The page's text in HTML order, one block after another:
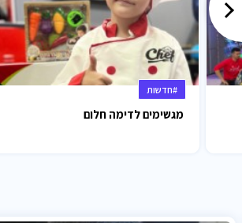
#חדשות
מגשימים לדימה חלום